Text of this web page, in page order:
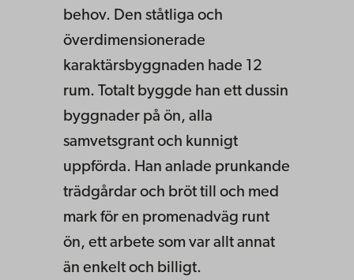
behov. Den ståtliga och
överdimensionerade
karaktärsbyggnaden hade 12
rum. Totalt byggde han ett dussin
byggnader på ön, alla
samvetsgrant och kunnigt
uppförda. Han anlade prunkande
trädgårdar och bröt till och med
mark för en promenadväg runt
ön, ett arbete som var allt annat
än enkelt och billigt.